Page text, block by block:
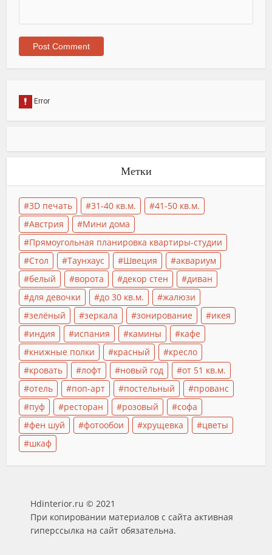
Метки
3D печать 31-40 кв.м.
41-50 кв.м.
Австрия
Мини дома
Прямоугольная планировка квартиры-студии
Стол
Таунхаус Швеция
аквариум
белый
ворота декор стен
диван
для девочки
до 30 кв.м.
жалюзи
зелёный
зеркала зонирование
икея
индия
испания камины
кафе
книжные полки
красный
кресло
кровать
лофт новый год
от 51 кв.м.
отель
поп-арт постельный
прованс
пуф
ресторан розовый
софа
фен шуй
фотообои хрущевка
цветы
шкаф
Hdinterior.ru © 2021
При копировании материалов с сайта активная
гиперссылка на сайт обязательна.